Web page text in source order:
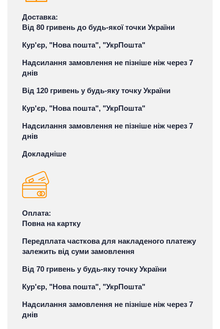
Доставка:
Від 80 гривень до будь-якої точки України
Кур'єр, "Нова пошта", "УкрПошта"
Надсилання замовлення не пізніше ніж через 7
днів
Від 120 гривень у будь-яку точку України
Кур'єр, "Нова пошта", "УкрПошта"
Надсилання замовлення не пізніше ніж через 7
днів
Докладніше
Оплата:
Повна на картку
Передплата часткова для накладеного платежу
залежить від суми замовлення
Від 70 гривень у будь-яку точку України
Кур'єр, "Нова пошта", "УкрПошта"
Надсилання замовлення не пізніше ніж через 7
днів